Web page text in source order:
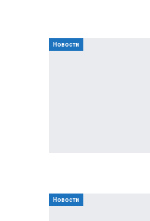
Новости
Новости